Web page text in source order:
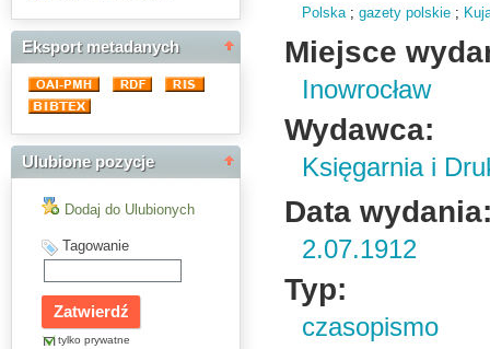
Eksport metadanych
Ulubione pozycje
Dodaj do Ulubionych
Tagowanie
tylko prywatne
Polska;gazety polskie ;
Miejsce
Inowrocław
Wydawca:
Księgarnia i
Data
2.07.1912
Typ:
czasopismo